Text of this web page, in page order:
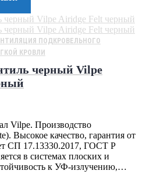
ПОДКРОВЕЛЬНОГО
КРОВЛИ
черный Vilpe
Vilpe. Производство
Высокое качество, гарантия от
СП 17.13330.2017, ГОСТ Р
в системах плоских и
к УФ-излучению,…